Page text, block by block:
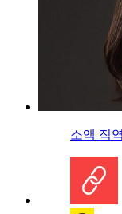
소액 직